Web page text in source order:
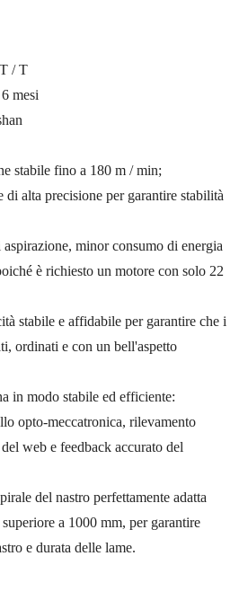
/ T
mesi
stabile fino a 180 m / min;
di alta precisione per garantire stabilità
aspirazione, minor consumo di energia
è richiesto un motore con solo 22
stabile e affidabile per garantire che i
ordinati e con un bell'aspetto
in modo stabile ed efficiente:
opto-meccatronica, rilevamento
web e feedback accurato del
del nastro perfettamente adatta
a 1000 mm, per garantire
e durata delle lame.